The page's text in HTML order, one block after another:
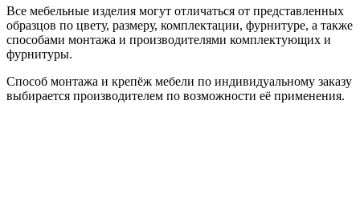
Все мебельные изделия могут отличаться от представленных
образцов по цвету, размеру, комплектации, фурнитуре, а также
способами монтажа и производителями комплектующих и
фурнитуры.
Способ монтажа и крепёж мебели по индивидуальному заказу
выбирается производителем по возможности её применения.